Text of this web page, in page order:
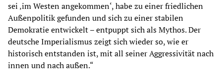
sei ‚im Westen angekommen‘, habe zu einer friedlichen
Außenpolitik gefunden und sich zu einer stabilen
Demokratie entwickelt – entpuppt sich als Mythos. Der
deutsche Imperialismus zeigt sich wieder so, wie er
historisch entstanden ist, mit all seiner Aggressivität nach
innen und nach außen.“